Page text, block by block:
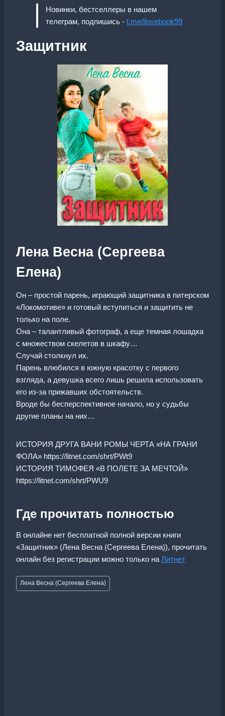
Новинки, бестселлеры в нашем
телеграм, подпишись - t.me/ilovebook99
Защитник
Лена Весна (Сергеева
Елена)
Он – простой парень, играющий защитника в питерском
«Локомотиве» и готовый вступиться и защитить не
только на поле.
Она – талантливый фотограф, а еще темная лошадка
с множеством скелетов в шкафу…
Случай столкнул их.
Парень влюбился в южную красотку с первого
взгляда, а девушка всего лишь решила использовать
его из-за прижавших обстоятельств.
Вроде бы бесперспективное начало, но у судьбы
другие планы на них…
ИСТОРИЯ ДРУГА ВАНИ РОМЫ ЧЕРТА «НА ГРАНИ
ФОЛА» https://litnet.com/shrt/PWt9
ИСТОРИЯ ТИМОФЕЯ «В ПОЛЕТЕ ЗА МЕЧТОЙ»
https://litnet.com/shrt/PWU9
Где прочитать полностью
В онлайне нет бесплатной полной версии книги
«Защитник» (Лена Весна (Сергеева Елена)), прочитать
онлайн без регистрации можно только на Литнет
Метки
записи:
Лена Весна (Сергеева Елена)